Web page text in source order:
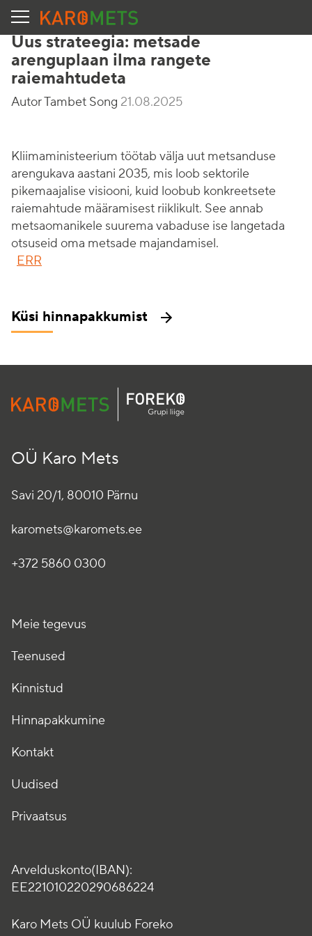
Uus strateegia: metsade
arenguplaan ilma rangete
raiemahtudeta
Autor Tambet Song 21.08.2025
Kliimaministeerium töötab välja uut metsanduse
arengukava aastani 2035, mis loob sektorile
pikemaajalise visiooni, kuid loobub konkreetsete
raiemahtude määramisest riiklikult. See annab
metsaomanikele suurema vabaduse ise langetada
otsuseid oma metsade majandamisel.
ERR
Küsi hinnapakkumist
OÜ Karo Mets
Savi 20/1, 80010 Pärnu
karomets@karomets.ee
+372 5860 0300
Meie tegevus
Teenused
Kinnistud
Hinnapakkumine
Kontakt
Uudised
Privaatsus
Arvelduskonto(IBAN):
EE221010220290686224
Karo Mets OÜ kuulub Foreko